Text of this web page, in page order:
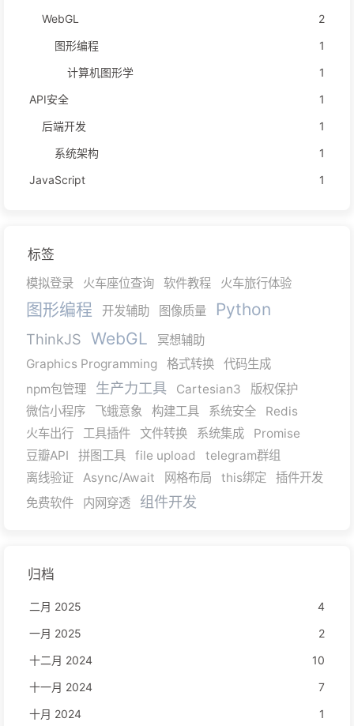
WebGL
2
图形编程
1
计算机图形学
1
API安全
1
后端开发
1
系统架构
1
JavaScript
1
标签
模拟登录 火车座位查询 软件教程 火车旅行体验
图形编程 开发辅助 图像质量 Python
ThinkJS WebGL
冥想辅助
Graphics Programming
格式转换
代码生成
npm包管理
生产力工具 Cartesian3
版权保护
微信小程序
飞蛾意象 构建工具 系统安全
Redis
火车出行
工具插件 文件转换 系统集成
Promise
豆瓣API
拼图工具 file upload
telegram群组
离线验证
Async/Await 网格布局 this绑定
插件开发
免费软件
内网穿透 组件开发
归档
二月 2025
4
一月 2025
2
十二月 2024
10
十一月 2024
7
十月 2024
1